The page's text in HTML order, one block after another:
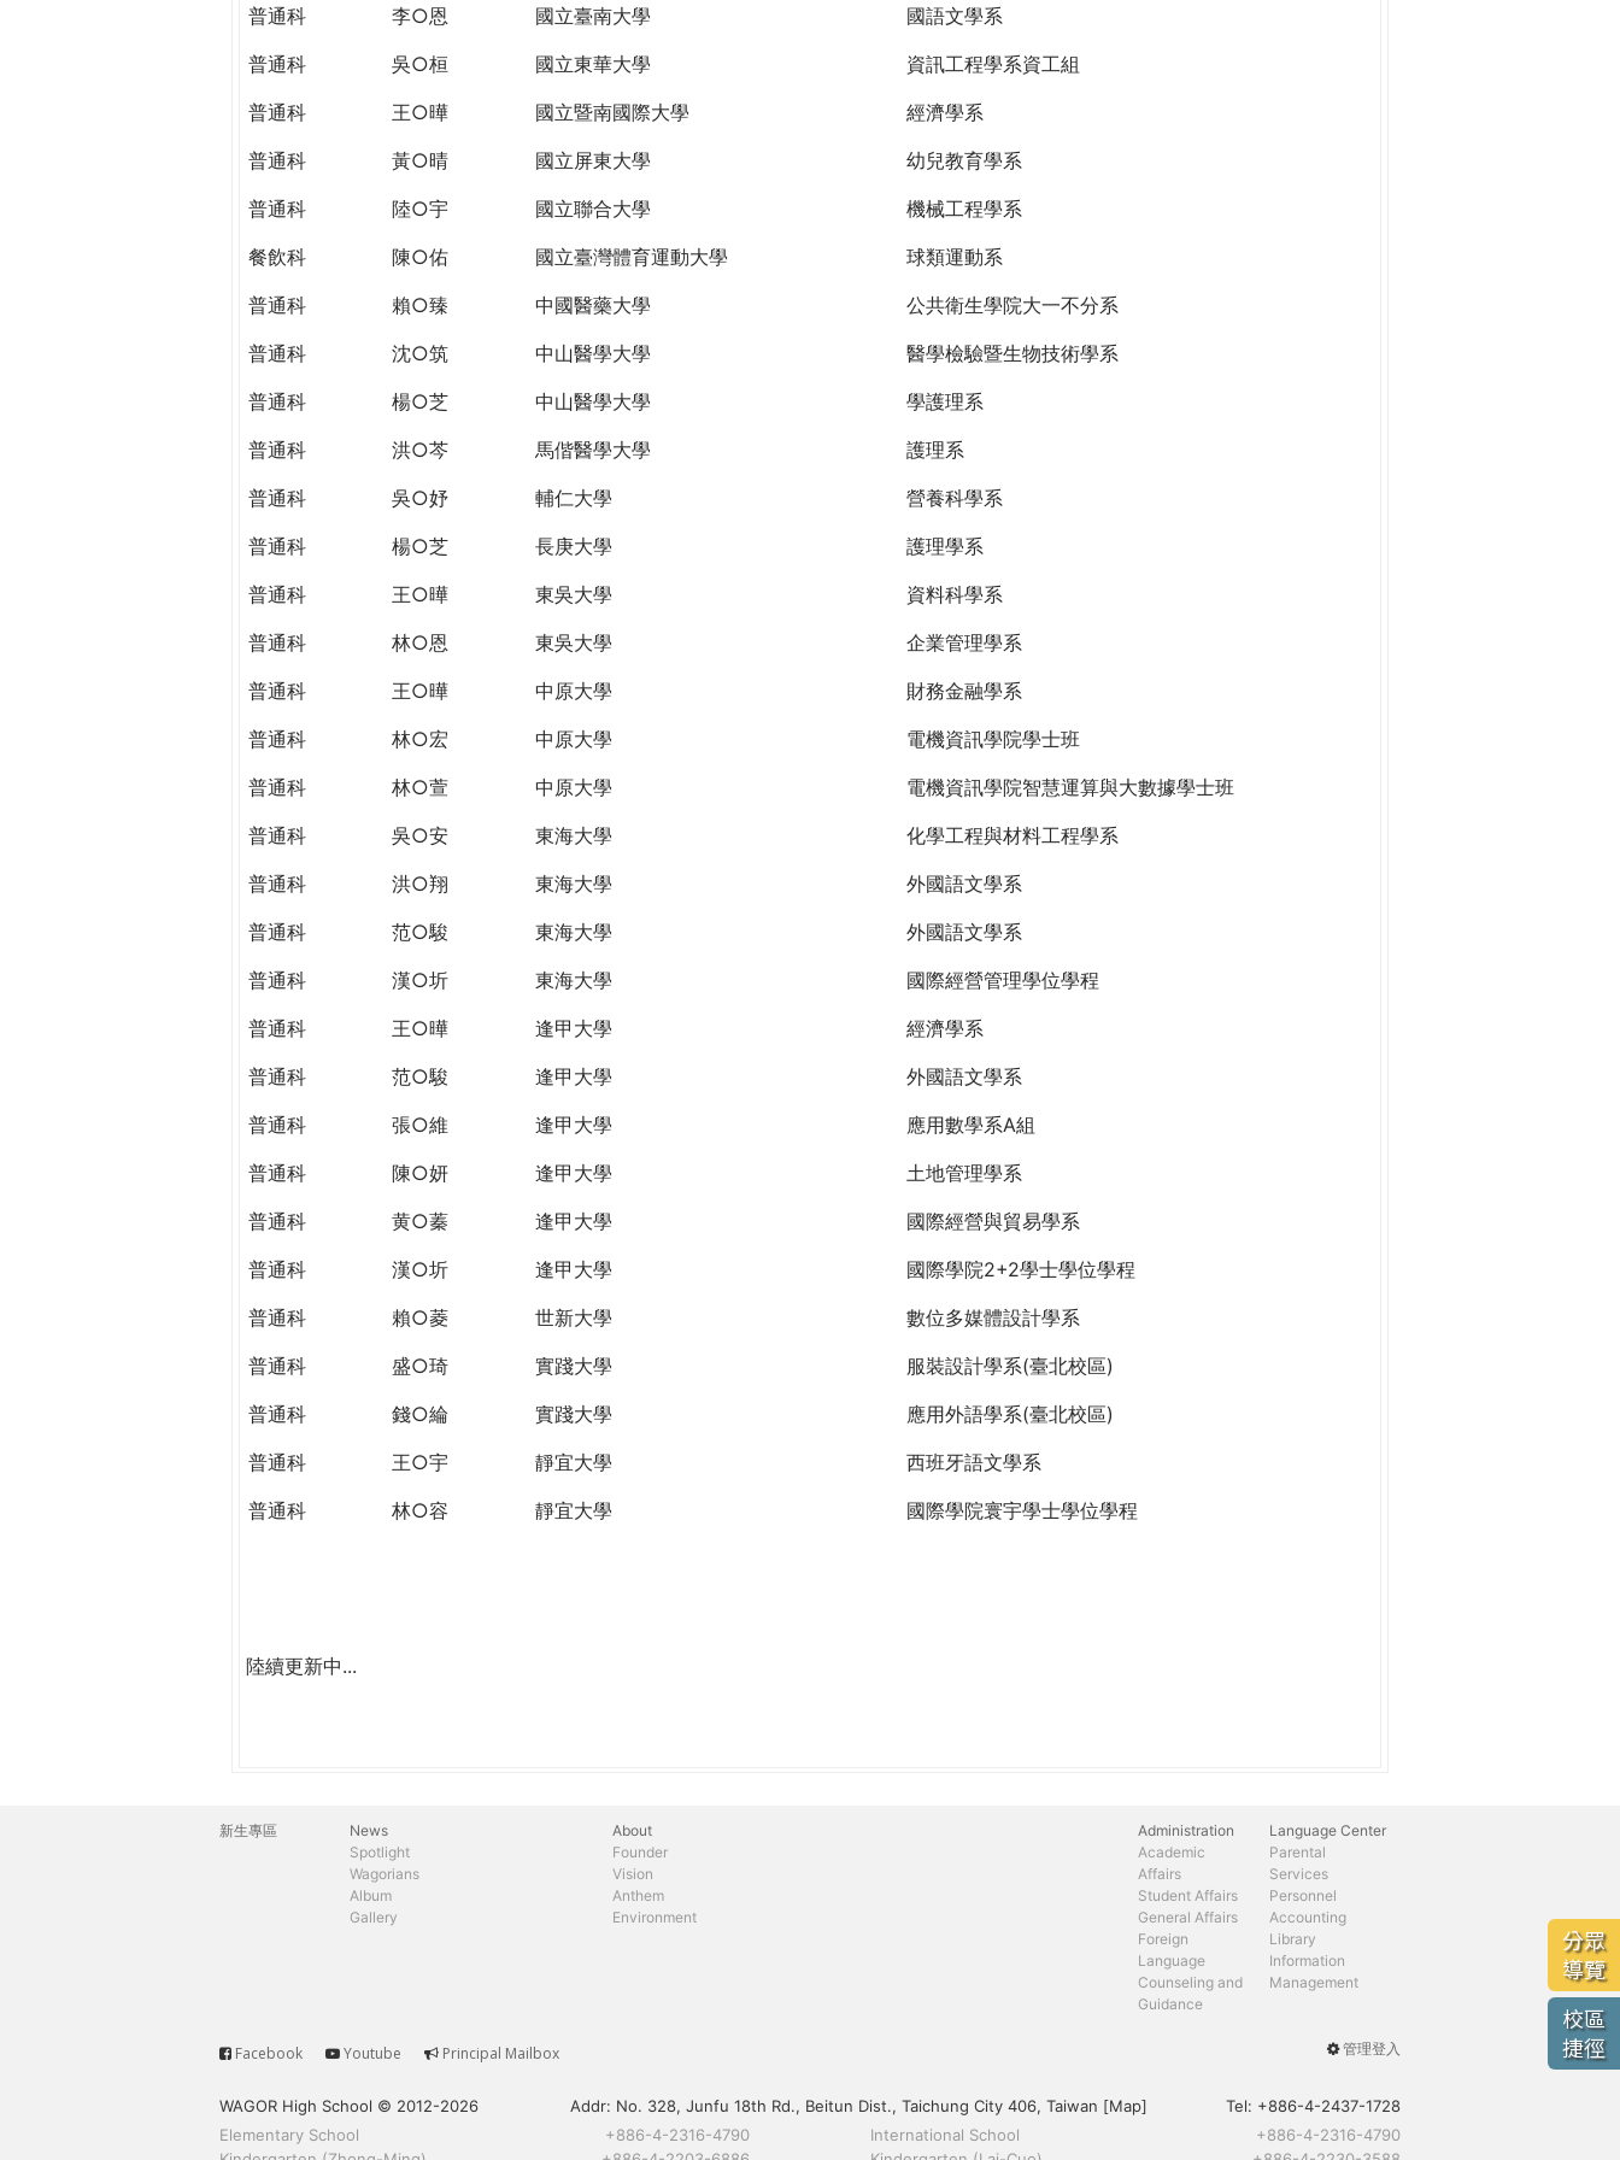
普通科 李○恩 國立臺南大學
國語文學系
普通科
吳○桓 國立東華大學
資訊工程學系資工組
普通科
王○曄 國立暨南國際大學
經濟學系
普通科
黃○晴 國立屏東大學
幼兒教育學系
普通科
陸○宇 國立聯合大學
機械工程學系
餐飲科
陳○佑 國立臺灣體育運動大學
球類運動系
普通科
賴○臻 中國醫藥大學
公共衛生學院大一不分系
普通科
沈○筑 中山醫學大學
醫學檢驗暨生物技術學系
普通科
楊○芝 中山醫學大學
學護理系
普通科
洪○芩 馬偕醫學大學
護理系
普通科
吳○妤 輔仁大學
營養科學系
普通科
楊○芝 長庚大學
護理學系
普通科
王○曄 東吳大學
資料科學系
普通科
林○恩 東吳大學
企業管理學系
普通科
王○曄 中原大學
財務金融學系
普通科
林○宏 中原大學
電機資訊學院學士班
普通科
林○萱 中原大學
電機資訊學院智慧運算與大數據學士班
普通科
吳○安 東海大學
化學工程與材料工程學系
普通科
洪○翔 東海大學
外國語文學系
普通科
范○駿 東海大學
外國語文學系
普通科
漢○圻 東海大學
國際經營管理學位學程
普通科
王○曄 逢甲大學
經濟學系
普通科
范○駿 逢甲大學
外國語文學系
普通科
張○維 逢甲大學
應用數學系A組
普通科
陳○妍 逢甲大學
土地管理學系
普通科
黄○蓁 逢甲大學
國際經營與貿易學系
普通科
漢○圻 逢甲大學
國際學院2+2學士學位學程
普通科
賴○菱 世新大學
數位多媒體設計學系
普通科
盛○琦 實踐大學
服裝設計學系(臺北校區)
普通科
錢○綸 實踐大學
應用外語學系(臺北校區)
普通科
王○宇 靜宜大學
西班牙語文學系
普通科
林○容 靜宜大學 國際學院寰宇學士學位學程
陸續更新中...
分眾
導覽
校區
捷徑
主
新生專區
News
Spotlight
Wagorians
Album
Gallery
About
Founder
Vision
Anthem
Environment
Administration
Academic
Affairs
Student Affairs
General Affairs
Foreign
Language
Counseling and
Guidance
Parental
Services
Personnel
Accounting
Library
Information
Management
Language Center
User
menu
管理登入
Service
Facebook Youtube Principal Mailbox
WAGOR High School © 2012-2026 Addr: No. 328, Junfu 18th Rd., Beitun Dist., Taichung City 406, Taiwan [Map] Tel: +886-4-2437-1728
Elementary School
+886-4-2316-4790 International School
+886-4-2316-4790